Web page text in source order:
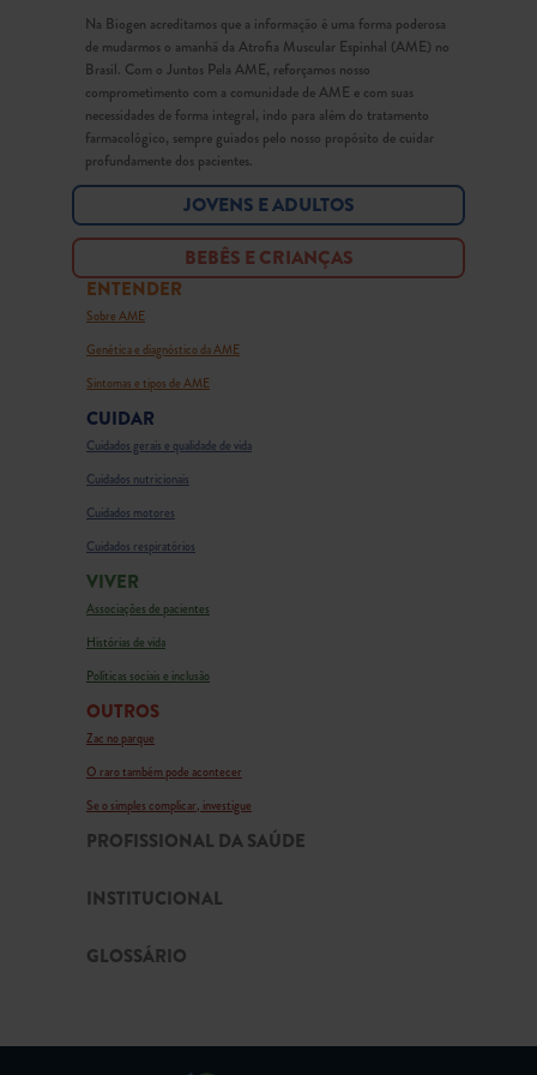
Na Biogen acreditamos que a informação é uma forma poderosa
de mudarmos o amanhã da Atrofia Muscular Espinhal (AME) no
Brasil. Com o Juntos Pela AME, reforçamos nosso
comprometimento com a comunidade de AME e com suas
necessidades de forma integral, indo para além do tratamento
farmacológico, sempre guiados pelo nosso propósito de cuidar
profundamente dos pacientes.
JOVENS E ADULTOS
BEBÊS E CRIANÇAS
ENTENDER
Sobre AME
Genética e diagnóstico da AME
Sintomas e tipos de AME
CUIDAR
Cuidados gerais e qualidade de vida
Cuidados nutricionais
Cuidados motores
Cuidados respiratórios
VIVER
Associações de pacientes
Histórias de vida
Políticas sociais e inclusão
OUTROS
Zac no parque
O raro também pode acontecer
Se o simples complicar, investigue
PROFISSIONAL DA SAÚDE
INSTITUCIONAL
GLOSSÁRIO